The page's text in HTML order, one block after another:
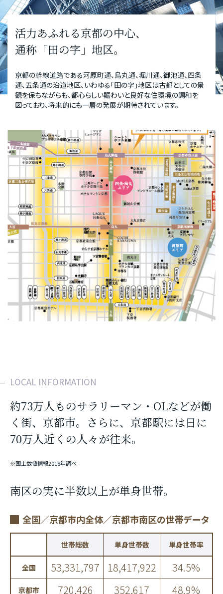
活力あふれる京都の中心、
通称「田の字」地区。
京都の幹線道路である河原町通、烏丸通、堀川通、御池通、四条
通、五条通の沿道地区、いわゆる「田の字」地区は古都としての景
観を保ちながらも、都心らしい賑わいと良好な住環境の調和を
図っており、将来的にも一層の発展が期待されています。
LOCAL INFORMATION
約73万人ものサラリーマン・OLなどが働
く街、京都市。さらに、京都駅には日に
70万人近くの人々が往来。
※国土数値情報2018年調べ
南区の実に半数以上が単身世帯。
全国／京都市内全体／京都市南区の世帯データ
世帯総数 単身世帯数 単身世帯率
全国 53,331,797 18,417,922 34.5%
京都市 720,426 352,617 48.9%